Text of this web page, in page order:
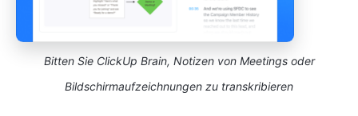
Bitten Sie ClickUp Brain, Notizen von Meetings oder
Bildschirmaufzeichnungen zu transkribieren